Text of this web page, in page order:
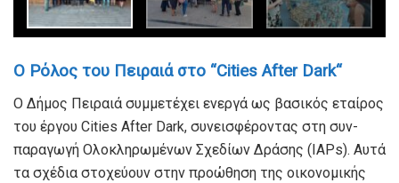
Ο Ρόλος του Πειραιά στο “CitiesAfterDark“
Ο Δήμος Πειραιά συμμετέχει ενεργά ως βασικός εταίρος
του έργου Cities After Dark, συνεισφέροντας στη συν-
παραγωγή Ολοκληρωμένων Σχεδίων Δράσης (IAPs). Αυτά
τα σχέδια στοχεύουν στην προώθηση της οικονομικής